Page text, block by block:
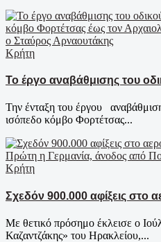
Κρήτη
Το έργο αναβάθμισης του
Την ένταξη του έργου
ισόπεδο κόμβο Φορτέτσας...
Κρήτη
Σχεδόν 900.000 αφίξεις στο
Με θετικό πρόσημο έκλεισε ο
Καζαντζάκης» του Ηρακλείου,...